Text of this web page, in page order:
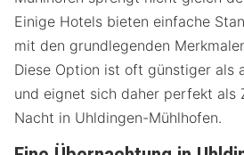
Einige Hotels bieten einfache
mit den grundlegenden
Diese Option ist oft günstiger als
und eignet sich daher perfekt als
Nacht in Uhldingen-Mühlhofen.